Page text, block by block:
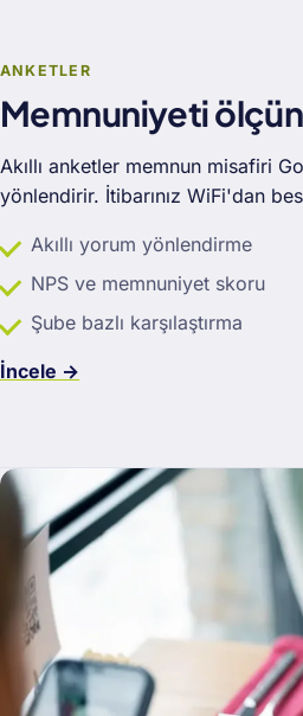
ANKETLER
Memnuniyeti
Akıllı anketler memnun misafiri
yönlendirir. İtibarınız WiFi'dan
Akıllı yorum yönlendirme
NPS ve memnuniyet skoru
Şube bazlı karşılaştırma
İncele →